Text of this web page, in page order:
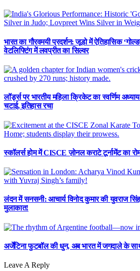
भारत का गौरवमयी प्रदर्शन: जूडो में ऐतिहासिक
वेटलिफ्टिंग में लवप्रीत का सिल्वर
लॉर्ड्स पर भारतीय महिला क्रिकेट का स्वर्णिम
चटाई, इतिहास रचा
स्कॉलर्स होम में CISCE ज़ोनल कराटे टूर्नामेंट का
लंदन में सनसनी: आचार्य विनोद कुमार की युवराज
मुलाकात!
अर्जेंटिना फुटबॉल की धुन, अब भारत में जगदाले के
Leave A Reply